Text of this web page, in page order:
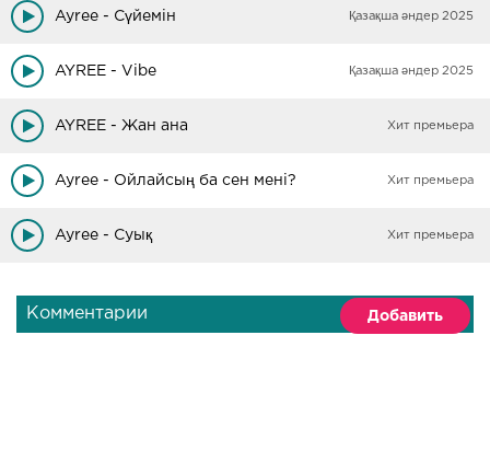
Ayree - Сүйемін Қазақша әндер 2025
AYREE - Vibe Қазақша әндер 2025
AYREE - Жан ана Хит премьера
Ayree - Ойлайсың ба сен мені? Хит премьера
Ayree - Суық Хит премьера
Комментарии Добавить